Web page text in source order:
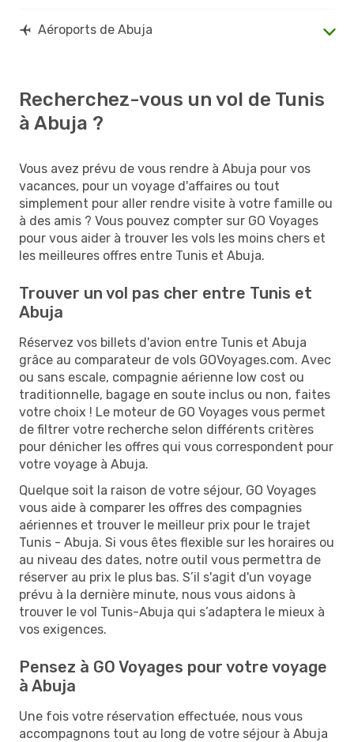
Aéroports de Abuja
Recherchez-vous un vol de Tunis
à Abuja ?
Vous avez prévu de vous rendre à Abuja pour vos
vacances, pour un voyage d'affaires ou tout
simplement pour aller rendre visite à votre famille ou
à des amis ? Vous pouvez compter sur GO Voyages
pour vous aider à trouver les vols les moins chers et
les meilleures offres entre Tunis et Abuja.
Trouver un vol pas cher entre Tunis et
Abuja
Réservez vos billets d'avion entre Tunis et Abuja
grâce au comparateur de vols GOVoyages.com. Avec
ou sans escale, compagnie aérienne low cost ou
traditionnelle, bagage en soute inclus ou non, faites
votre choix ! Le moteur de GO Voyages vous permet
de filtrer votre recherche selon différents critères
pour dénicher les offres qui vous correspondent pour
votre voyage à Abuja.
Quelque soit la raison de votre séjour, GO Voyages
vous aide à comparer les offres des compagnies
aériennes et trouver le meilleur prix pour le trajet
Tunis - Abuja. Si vous êtes flexible sur les horaires ou
au niveau des dates, notre outil vous permettra de
réserver au prix le plus bas. S’il s'agit d'un voyage
prévu à la dernière minute, nous vous aidons à
trouver le vol Tunis-Abuja qui s’adaptera le mieux à
vos exigences.
Pensez à GO Voyages pour votre voyage
à Abuja
Une fois votre réservation effectuée, nous vous
accompagnons tout au long de votre séjour à Abuja